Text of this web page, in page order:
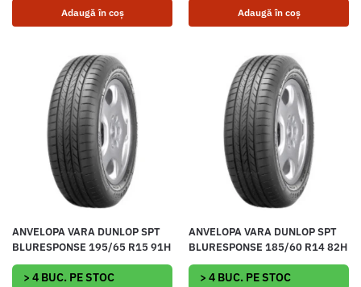
Adaugă în coș Adaugă în coș
ANVELOPA VARA DUNLOP SPT
BLURESPONSE 195/65 R15 91H
> 4 BUC. PE STOC
ANVELOPA VARA DUNLOP SPT
BLURESPONSE 185/60 R14 82H
> 4 BUC. PE STOC